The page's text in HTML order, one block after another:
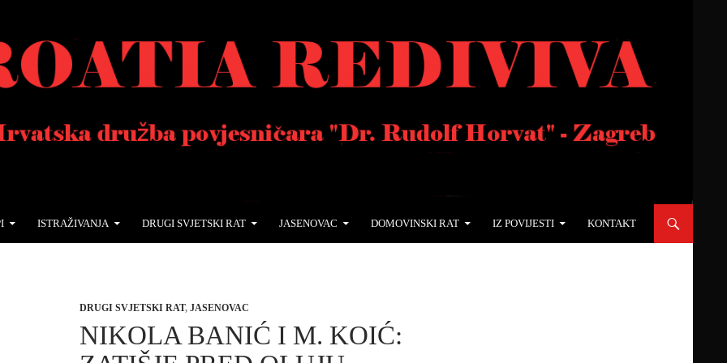
ISTRAŽIVANJA DRUGI SVJETSKI RAT JASENOVAC DOMOVINSKI RAT IZ POVIJESTI KONTAKT
DRUGI SVJETSKI RAT, JASENOVAC
NIKOLA BANIĆ I M. KOIĆ: